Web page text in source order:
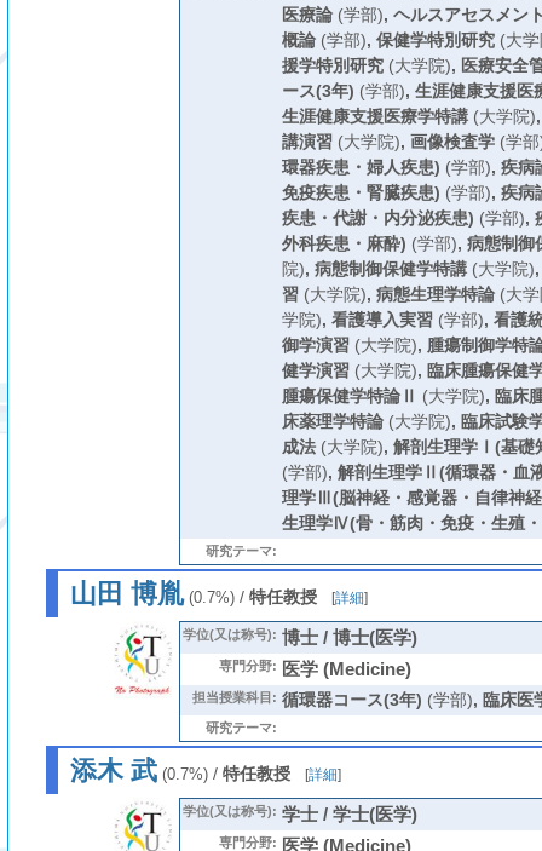
医療論(学部), ヘルスアセスメン
概論(学部), 保健学特別研究(大学
援学特別研究(大学院), 医療安全
ース(3年) (学部), 生涯健康支援医
生涯健康支援医療学特講(大学院)
講演習(大学院), 画像検査学(学部
環器疾患・婦人疾患) (学部), 疾病
免疫疾患・腎臓疾患) (学部), 疾病
疾患・代謝・内分泌疾患) (学部),
外科疾患・麻酔) (学部), 病態制御
院), 病態制御保健学特講(大学院)
習(大学院), 病態生理学特論(大学
学院), 看護導入実習(学部), 看護
御学演習(大学院), 腫瘍制御学特
健学演習(大学院), 臨床腫瘍保健
腫瘍保健学特論Ⅱ (大学院), 臨床
床薬理学特論(大学院), 臨床試験
成法(大学院), 解剖生理学Ⅰ(基礎
(学部), 解剖生理学Ⅱ(循環器・血
理学Ⅲ(脳神経・感覚器・自律神
生理学Ⅳ(骨・筋肉・免疫・生殖
研究テーマ:
山田 博胤(0.7%)/ 特任教授 [詳細]
学位(又は称号): 博士 / 博士(医学)
専門分野: 医学 (Medicine)
担当授業科目: 循環器コース(3年) (学部), 臨床医
研究テーマ:
添木 武(0.7%)/ 特任教授 [詳細]
学位(又は称号): 学士 / 学士(医学)
専門分野: 医学 (Medicine)